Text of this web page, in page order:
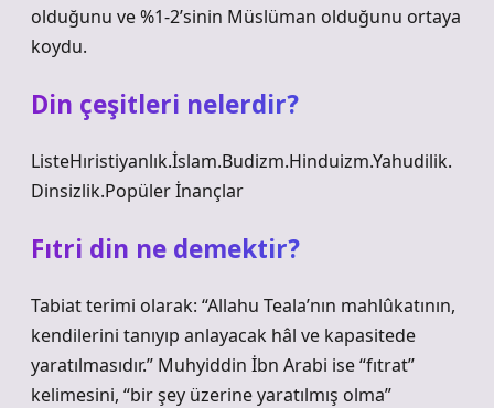
olduğunu ve %1-2’sinin Müslüman olduğunu ortaya
koydu.
Din çeşitleri nelerdir?
ListeHıristiyanlık.İslam.Budizm.Hinduizm.Yahudilik.
Dinsizlik.Popüler İnançlar
Fıtri din ne demektir?
Tabiat terimi olarak: “Allahu Teala’nın mahlûkatının,
kendilerini tanıyıp anlayacak hâl ve kapasitede
yaratılmasıdır.” Muhyiddin İbn Arabi ise “fıtrat”
kelimesini, “bir şey üzerine yaratılmış olma”